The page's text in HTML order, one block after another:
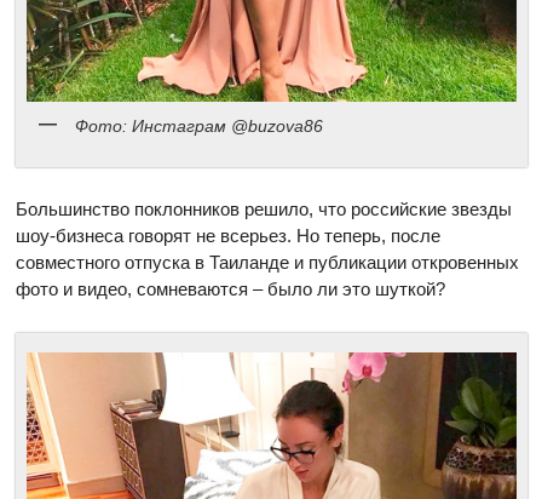
Фото: Инстаграм @buzova86
Большинство поклонников решило, что российские звезды
шоу-бизнеса говорят не всерьез. Но теперь, после
совместного отпуска в Таиланде и публикации откровенных
фото и видео, сомневаются – было ли это шуткой?